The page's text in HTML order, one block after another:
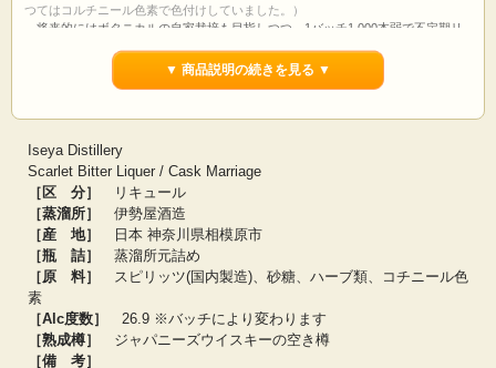
つてはコルチニール色素で色付けしていました。）
将来的にはボタニカルの自家栽培も目指しつつ、1バッチ1,000本弱で不定期リ
木：シナモン、ほか
皮：ブラッドオレンジ、ほか
【製造元テイスティングコメント】
コチニールとオークが融合したアンバーカラー。オレンジピール、アプリコッ
ト、ビターチョコレート、少しのメンソールとタバコ。アフターにリッチなオー
ク感。旨みの優しいアマーロ。
▼ 商品説明の続きを見る ▼
Iseya Distillery
Scarlet Bitter Liquer / Cask Marriage
［区 分］
リキュール
［蒸溜所］ 伊勢屋酒造
［産 地］
日本 神奈川県相模原市
［瓶 詰］ 蒸溜所元詰め
［原 料］ スピリッツ(国内製造)、砂糖、ハーブ類、コチニール色
素
［Alc度数］ 26.9 ※バッチにより変わります
［熟成樽］ ジャパニーズウイスキーの空き樽
［備 考］